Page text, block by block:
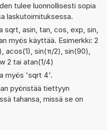
tulee luonnollisesti sopia
laskutoimituksessa.
asin, tan, cos, exp, sin,
myös käyttää. Esimerkki: 2
sin(π/2), sin(90),
2 tai atan(1/4)
myös 'sqrt 4'.
pyöristää tiettyyn
tahansa, missä se on